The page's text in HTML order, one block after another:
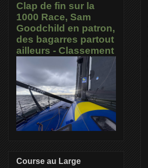
Clap de fin sur la
1000 Race, Sam
Goodchild en patron,
des bagarres partout
ailleurs - Classement
Course au Large